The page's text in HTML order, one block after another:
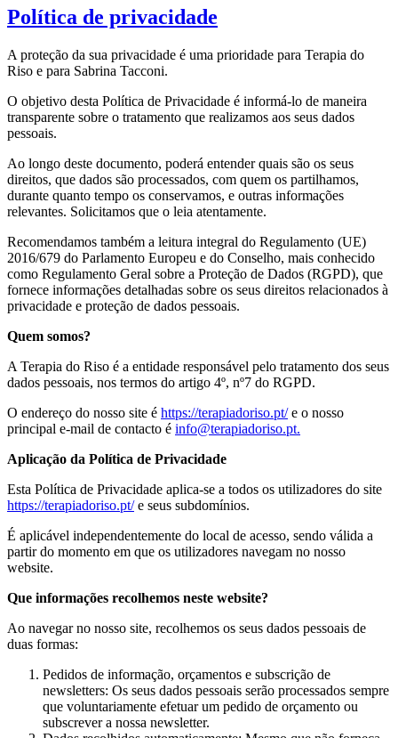
Política de privacidade
A proteção da sua privacidade é uma prioridade para Terapia do
Riso e para Sabrina Tacconi.
O objetivo desta Política de Privacidade é informá-lo de maneira
transparente sobre o tratamento que realizamos aos seus dados
pessoais.
Ao longo deste documento, poderá entender quais são os seus
direitos, que dados são processados, com quem os partilhamos,
durante quanto tempo os conservamos, e outras informações
relevantes. Solicitamos que o leia atentamente.
Recomendamos também a leitura integral do Regulamento (UE)
2016/679 do Parlamento Europeu e do Conselho, mais conhecido
como Regulamento Geral sobre a Proteção de Dados (RGPD), que
fornece informações detalhadas sobre os seus direitos relacionados à
privacidade e proteção de dados pessoais.
Quem somos?
A Terapia do Riso é a entidade responsável pelo tratamento dos seus
dados pessoais, nos termos do artigo 4º, nº7 do RGPD.
O endereço do nosso site é https://terapiadoriso.pt/e o nosso
principal e-mail de contacto é info@terapiadoriso.pt.
Aplicação da Política de Privacidade
Esta Política de Privacidade aplica-se a todos os utilizadores do site
https://terapiadoriso.pt/e seus subdomínios.
É aplicável independentemente do local de acesso, sendo válida a
partir do momento em que os utilizadores navegam no nosso
website.
Que informações recolhemos neste website?
Ao navegar no nosso site, recolhemos os seus dados pessoais de
duas formas:
Pedidos de informação, orçamentos e subscrição de
newsletters: Os seus dados pessoais serão processados sempre
que voluntariamente efetuar um pedido de orçamento ou
subscrever a nossa newsletter.